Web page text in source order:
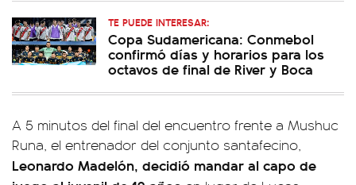
TE PUEDE INTERESAR:
Copa Sudamericana: Conmebol
confirmó días y horarios para los
octavos de final de River y Boca
A 5 minutos del final del encuentro frente a Mushuc
Runa, el entrenador del conjunto santafecino,
Leonardo Madelón, decidió mandar al capo de